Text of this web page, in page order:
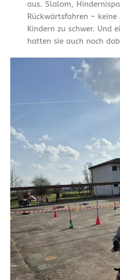
aus. Slalom,
Rückwärtsfahren –
Kindern zu schwer. Und
hatten sie auch noch